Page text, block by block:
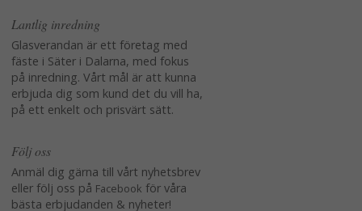
Lantlig inredning
Glasverandan är ett företag med
fäste i Säter i Dalarna, med fokus
på inredning. Vårt mål är att kunna
erbjuda dig som kund det du vill ha,
på ett enkelt och prisvärt sätt.
Följ oss
Anmäl dig gärna till vårt nyhetsbrev
eller följ oss på Facebook för våra
bästa erbjudanden & nyheter!